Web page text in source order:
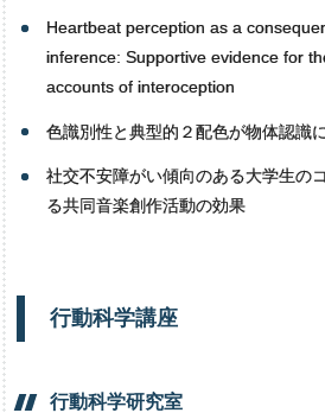
Heartbeat perception as a
inference: Supportive evidence for
accounts of interoception
色識別性と典型的２配色が物体認識
社交不安障がい傾向のある大学生の
る共同音楽創作活動の効果
行動科学講座
行動科学研究室